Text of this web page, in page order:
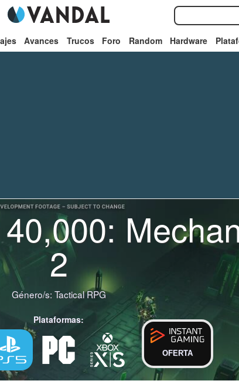
Avances Trucos Foro Random Hardware
2
Género/s: Tactical RPG
Plataformas:
OFERTA